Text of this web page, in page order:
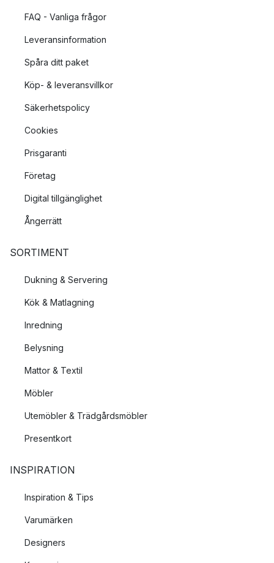
FAQ - Vanliga frågor
Leveransinformation
Spåra ditt paket
Köp- & leveransvillkor
Säkerhetspolicy
Cookies
Prisgaranti
Företag
Digital tillgänglighet
Ångerrätt
SORTIMENT
Dukning & Servering
Kök & Matlagning
Inredning
Belysning
Mattor & Textil
Möbler
Utemöbler & Trädgårdsmöbler
Presentkort
INSPIRATION
Inspiration & Tips
Varumärken
Designers